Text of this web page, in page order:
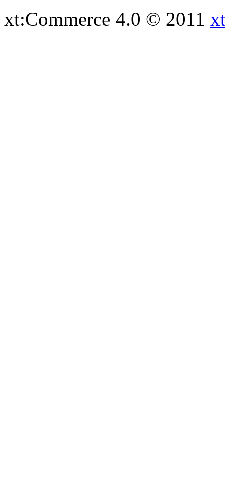
xt:Commerce 4.0 © 2011